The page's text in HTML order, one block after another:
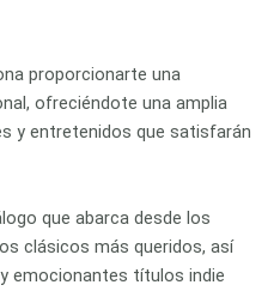
proporcionarte una
ofreciéndote una amplia
y entretenidos que satisfarán
que abarca desde los
clásicos más queridos, así
emocionantes títulos indie